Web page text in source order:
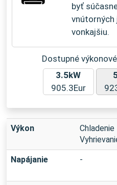
byť
vnútorných
vonkajšiu.
Dostupné
3.5kW
905.3Eur
Výkon
Napájanie -